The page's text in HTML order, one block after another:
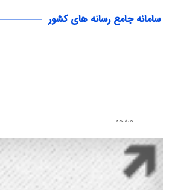
سامانه جامع رسانه های کشور